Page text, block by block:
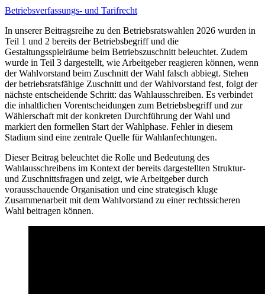
Betriebsverfassungs- und Tarifrecht
In unserer Beitragsreihe zu den Betriebsratswahlen 2026 wurden in
Teil 1 und 2 bereits der Betriebsbegriff und die
Gestaltungsspielräume beim Betriebszuschnitt beleuchtet. Zudem
wurde in Teil 3 dargestellt, wie Arbeitgeber reagieren können, wenn
der Wahlvorstand beim Zuschnitt der Wahl falsch abbiegt. Stehen
der betriebsratsfähige Zuschnitt und der Wahlvorstand fest, folgt der
nächste entscheidende Schritt: das Wahlausschreiben. Es verbindet
die inhaltlichen Vorentscheidungen zum Betriebsbegriff und zur
Wählerschaft mit der konkreten Durchführung der Wahl und
markiert den formellen Start der Wahlphase. Fehler in diesem
Stadium sind eine zentrale Quelle für Wahlanfechtungen.
Dieser Beitrag beleuchtet die Rolle und Bedeutung des
Wahlausschreibens im Kontext der bereits dargestellten Struktur-
und Zuschnittsfragen und zeigt, wie Arbeitgeber durch
vorausschauende Organisation und eine strategisch kluge
Zusammenarbeit mit dem Wahlvorstand zu einer rechtssicheren
Wahl beitragen können.